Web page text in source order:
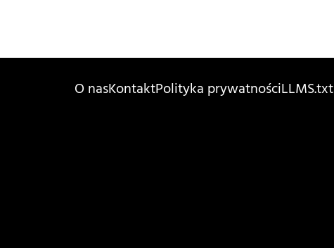
O nasKontaktPolityka prywatnościLLMS.txt